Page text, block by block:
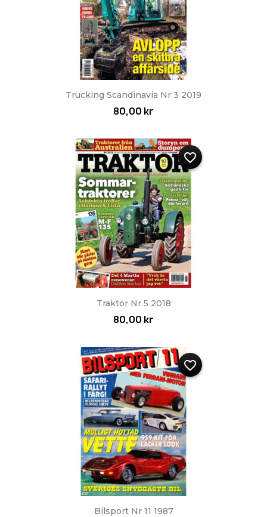
Trucking Scandinavia Nr 3 2019
80,00 kr
Traktor Nr 5 2018
80,00 kr
favorite_border
Bilsport Nr 11 1987
favorite_border